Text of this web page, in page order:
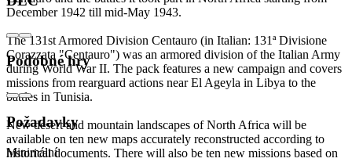
December 1942 till mid-May 1943.
The 131st Armored Division Centauro (in Italian: 131ª Divisione
Corazzata "Centauro") was an armored division of the Italian Army
during World War II. The pack features a new campaign and covers
missions from rearguard actions near El Ageyla in Libya to the
battles in Tunisia.
New desert and mountain landscapes of North Africa will be
available on ten new maps accurately reconstructed according to
historical documents. There will also be ten new missions based on
Podobné hry
Požadavky
Minimální